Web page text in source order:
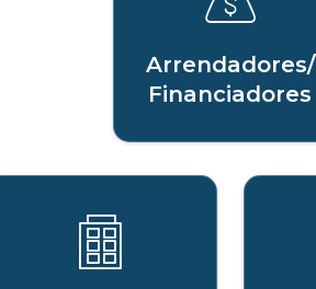
Arrendadores/
Financiadores